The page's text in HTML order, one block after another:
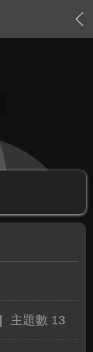
主題數 13